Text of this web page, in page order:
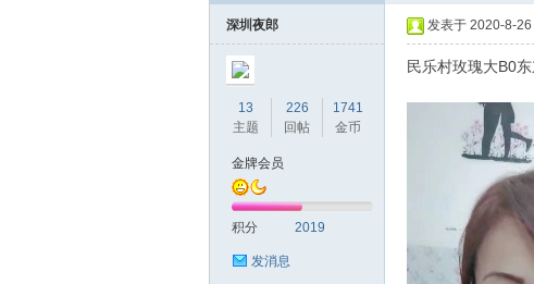
深圳夜郎
13
主题
226
回帖
1741
金币
金牌会员
积分 2019
发消息
发表于 2020-8-
民乐村玫瑰大Β0